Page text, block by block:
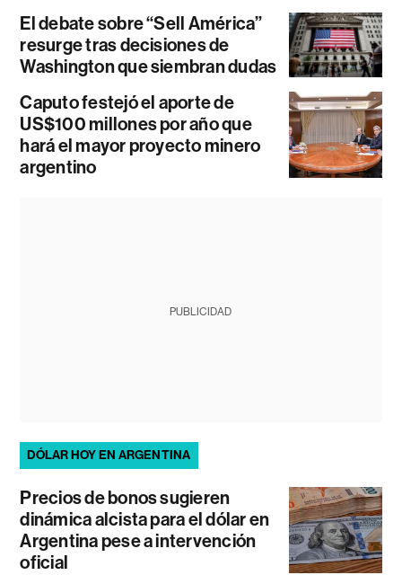
El debate sobre “Sell América”
resurge tras decisiones de
Washington que siembran dudas
Caputo festejó el aporte de
US$100 millones por año que
hará el mayor proyecto minero
argentino
PUBLICIDAD
DÓLAR HOY EN ARGENTINA
Precios de bonos sugieren
dinámica alcista para el dólar en
Argentina pese a intervención
oficial